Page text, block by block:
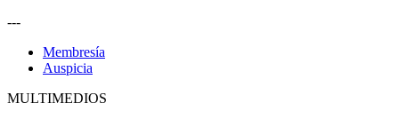
---
Membresía
Auspicia
MULTIMEDIOS